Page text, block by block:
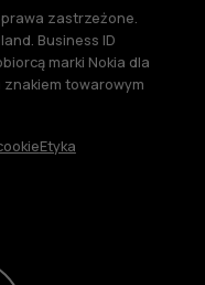
zastrzeżone.
Business ID
marki Nokia dla
towarowym
Etyka